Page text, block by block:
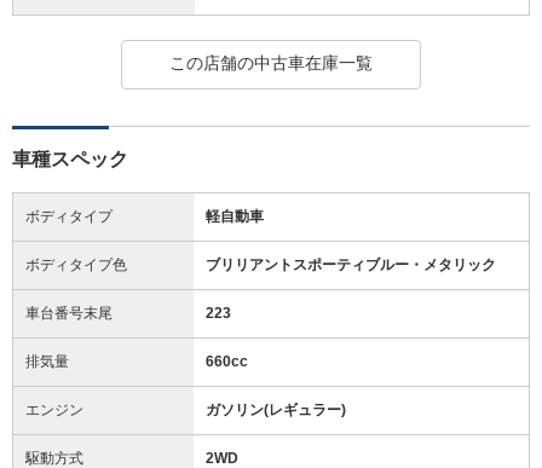
この店舗の中古車在庫一覧
車種スペック
ボディタイプ 軽自動車
ボディタイプ色 ブリリアントスポーティブルー・メタリック
車台番号末尾 223
排気量 660cc
エンジン ガソリン(レギュラー)
駆動方式 2WD